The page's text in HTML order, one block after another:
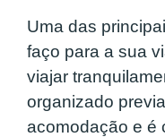
Uma das
faço para a sua
viajar
organizado
acomodação e é